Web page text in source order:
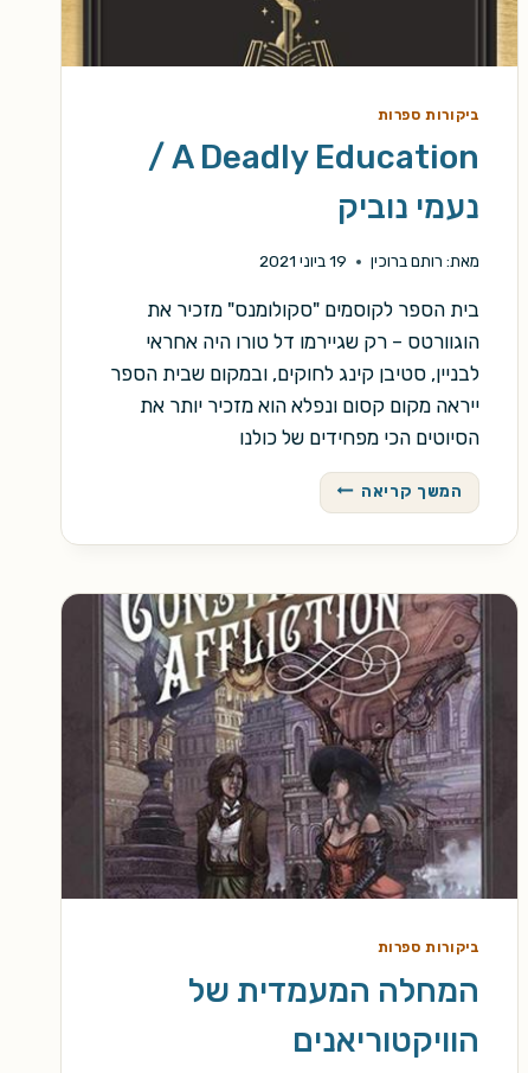
ביקורות ספרות
A Deadly Education /
נעמי נוביק
מאת: רותם ברוכין 19 ביוני 2021
בית הספר לקוסמים "סקולומנס" מזכיר את
הוגוורטס – רק שגיירמו דל טורו היה אחראי
לבניין, סטיבן קינג לחוקים, ובמקום שבית הספר
ייראה מקום קסום ונפלא הוא מזכיר יותר את
הסיוטים הכי מפחידים של כולנו
המשך קריאה A
DEADLY
נוביק
ביקורות ספרות
המחלה המעמדית של
הוויקטוריאנים